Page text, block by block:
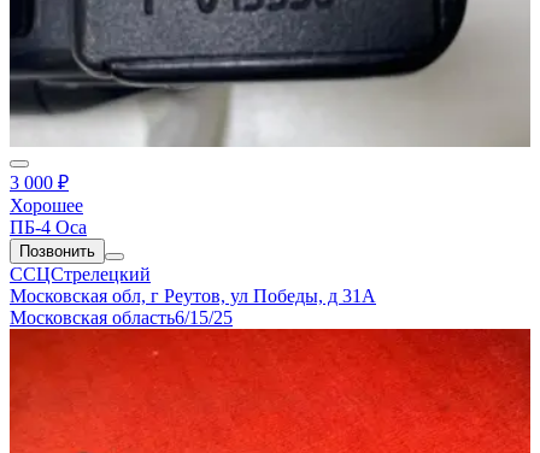
3 000 ₽
Хорошее
ПБ-4 Оса
Позвонить
ССЦСтрелецкий
Московская обл, г Реутов, ул Победы, д 31А
Московская область6/15/25